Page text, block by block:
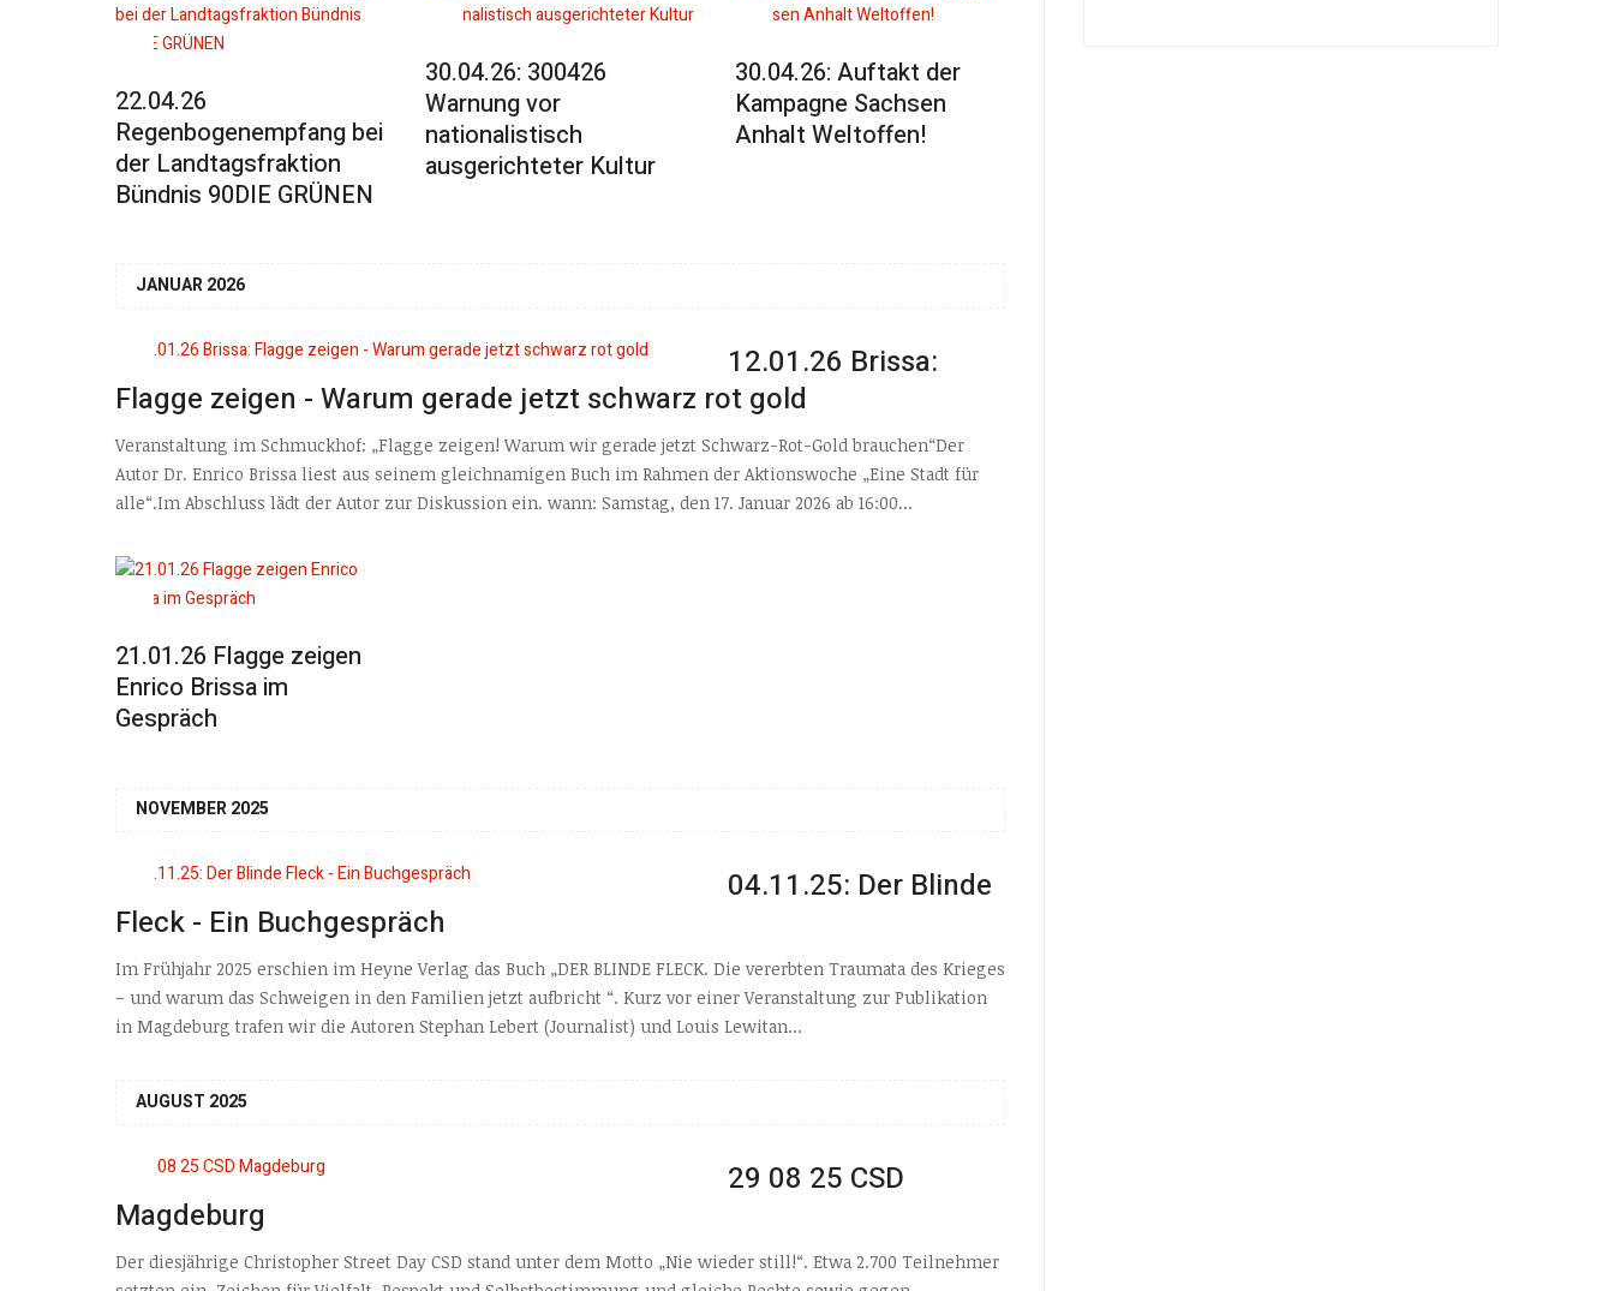
22.04.26
Regenbogenempfang bei
der Landtagsfraktion
Bündnis 90DIE GRÜNEN
30.04.26: 300426
Warnung vor
nationalistisch
ausgerichteter Kultur
30.04.26: Auftakt der
Kampagne Sachsen
Anhalt Weltoffen!
JANUAR 2026
12.01.26 Brissa:
Flagge zeigen - Warum gerade jetzt schwarz rot gold
Veranstaltung im Schmuckhof: „Flagge zeigen! Warum wir gerade jetzt Schwarz-Rot-Gold brauchen“Der
Autor Dr. Enrico Brissa liest aus seinem gleichnamigen Buch im Rahmen der Aktionswoche „Eine Stadt für
alle“.Im Abschluss lädt der Autor zur Diskussion ein. wann: Samstag, den 17. Januar 2026 ab 16:00...
21.01.26 Flagge zeigen
Enrico Brissa im
Gespräch
NOVEMBER 2025
04.11.25: Der Blinde
Fleck - Ein Buchgespräch
Im Frühjahr 2025 erschien im Heyne Verlag das Buch „DER BLINDE FLECK. Die vererbten Traumata des Krieges
– und warum das Schweigen in den Familien jetzt aufbricht “. Kurz vor einer Veranstaltung zur Publikation
in Magdeburg trafen wir die Autoren Stephan Lebert (Journalist) und Louis Lewitan...
AUGUST 2025
29 08 25 CSD
Magdeburg
Der diesjährige Christopher Street Day CSD stand unter dem Motto „Nie wieder still!“. Etwa 2.700 Teilnehmer